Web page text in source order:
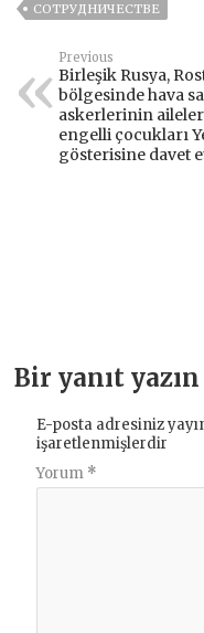
СОТРУДНИЧЕСТВЕ
Previous
Birleşik Rusya,
bölgesinde hava
askerlerinin
engelli çocukları
gösterisine davet
Bir yanıt yazın
E-posta adresiniz
işaretlenmişlerdir
Yorum *